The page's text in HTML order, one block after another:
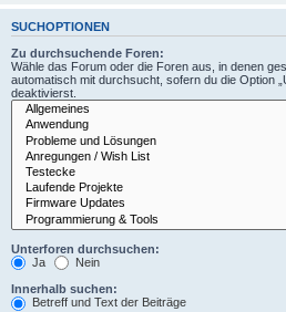
SUCHOPTIONEN
Zu durchsuchende Foren:
Wähle das Forum oder die Foren aus, in denen
automatisch mit durchsucht, sofern du die Option
deaktivierst.
Unterforen durchsuchen:
Ja
Nein
Innerhalb suchen:
Betreff und Text der Beiträge